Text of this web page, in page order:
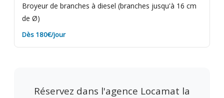
Broyeur de branches à diesel (branches jusqu'à 16 cm
de Ø)
Dès 180€/jour
Réservez dans l'agence Locamat la